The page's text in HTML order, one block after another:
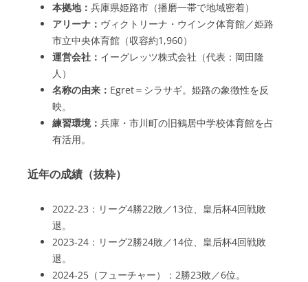
本拠地： 兵庫県姫路市（播磨一帯で地域密着）
アリーナ： ヴィクトリーナ・ウインク体育館／姫路
市立中央体育館（収容約1,960）
運営会社： イーグレッツ株式会社（代表：岡田隆
人）
名称の由来： Egret＝シラサギ。姫路の象徴性を反
映。
練習環境： 兵庫・市川町の旧鶴居中学校体育館を占
有活用。
近年の成績（抜粋）
2022-23：リーグ4勝22敗／13位、皇后杯4回戦敗
退。
2023-24：リーグ2勝24敗／14位、皇后杯4回戦敗
退。
2024-25（フューチャー）：2勝23敗／6位。